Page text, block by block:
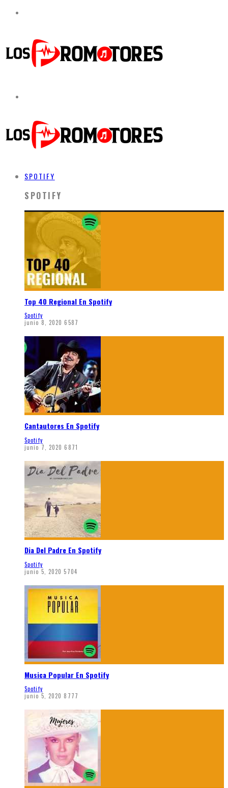
SPOTIFY
SPOTIFY
Top 40 Regional En Spotify
Spotify
junio 8, 2020 6587
Cantautores En Spotify
Spotify
junio 7, 2020 6871
Dia Del Padre En Spotify
Spotify
junio 5, 2020 5704
Musica Popular En Spotify
Spotify
junio 5, 2020 8777